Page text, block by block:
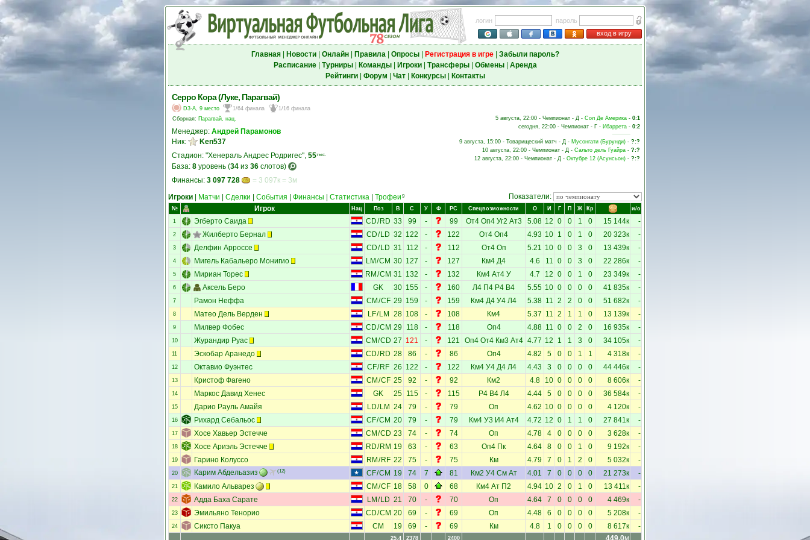
логин
пароль
вход в игру
Главная| Новости| Онлайн| Правила| Опросы| Регистрация в игре| Забыли пароль?
Расписание| Турниры| Команды| Игроки| Трансферы| Обмены| Аренда
Рейтинги| Форум Чат| Конкурсы| Контакты
Серро Кора (Луке, Парагвай)
D3-A, 9 место 1/64 финала
1/16 финала
Сборная: Парагвай, нац.
Менеджер: Андрей Парамонов
Ник:
Ken537
Стадион: "Хенераль Андрес Родригес", 55тыс.
База: 8 уровень (34 из 36 слотов)
Финансы: 3 097 728 = 3 097к = 3м
5 августа, 22:00 - Чемпионат - Д - Сол Де Америка - 0:1
сегодня, 22:00 - Чемпионат - Г - Ибаррета - 0:2
9 августа, 15:00 - Товарищеский матч - Д - Мусонгати (Бурунди) - ?:?
10 августа, 22:00 - Чемпионат - Д - Сальто дель Гуайра - ?:?
12 августа, 22:00 - Чемпионат - Д - Октубре 12 (Асунсьон) - ?:?
Игроки Матчи Сделки События Финансы Статистика Трофеи 9 Показатели:
№ Игрок Нац Поз В С У Ф РС Спецвозможности О И Г П Ж Кр и/о
1 Эгберто Саида CD/ RD 33 99 - 99 От4 Оп4 Уг2 Ат3 5.08 12 0 0 1 0 15 144к -
2 Жилберто Бернал CD/ LD 32 122 - 122 От4 Оп4 4.93 10 1 0 1 0 20 323к -
3 Делфин Арроссе CD/ LD 31 112 - 112 От4 Оп 5.21 10 0 0 3 0 13 439к -
4 Мигель Кабальеро Монигио LM /CM 30 127 - 127 Км4 Д4 4.6 11 0 0 3 0 22 286к -
5 Мириан Торес RM /CM 31 132 - 132 Км4 Ат4 У 4.7 12 0 0 1 0 23 349к -
6 Аксель Беро GK 30 155 - 160 Л4 П4 Р4 В4 5.55 10 0 0 0 0 41 835к -
7 Рамон Неффа CM /CF 29 159 - 159 Км4 Д4 У4 Л4 5.38 11 2 2 0 0 51 682к -
8 Матео Дель Верден LF/LM 28 108 - 108 Км4 5.37 11 2 1 1 0 13 139к -
9 Милвер Фобес CD/CM 29 118 - 118 Оп4 4.88 11 0 0 2 0 16 935к -
10 Журандир Руас CM /CD 27 121 - 121 Оп4 От4 Км3 Ат4 4.77 12 1 1 3 0 34 105к -
11 Эскобар Аранедо CD/ RD 28 86 - 86 Оп4 4.82 5 0 0 1 1 4 318к -
12 Октавио Фуэнтес CF/ RF 26 122 - 122 Км4 У4 Д4 Л4 4.43 3 0 0 0 0 44 446к -
13 Кристоф Фагено CM /CF 25 92 - 92 Км2 4.8 10 0 0 0 0 8 606к -
14 Маркос Давид Хенес GK 25 115 - 115 Р4 В4 Л4 4.44 5 0 0 0 0 36 584к -
15 Дарио Рауль Амайя LD/LM 24 79 - 79 Оп 4.62 10 0 0 0 0 4 120к -
16 Рихард Себальос CF/CM 20 79 - 79 Км4 У3 И4 Ат4 4.72 12 0 1 1 0 27 841к -
17 Хосе Хавьер Эстечче CM /CD 23 74 - 74 Оп 4.78 4 0 0 0 0 3 628к -
18 Хосе Ариэль Эстечче RD/RM 19 63 - 63 Оп4 Пк 4.64 8 0 0 1 0 9 192к -
19 Гарино Колуссо RM /RF 22 75 - 75 Км 4.79 7 0 1 2 0 5 032к -
20 Карим Абдельазиз (12) CF/CM 19 74 7 81 Км2 У4 См Ат 4.01 7 0 0 0 0 21 273к -
21 Камило Альварез CM /CF 18 58 0 68 Км4 Ат П2 4.94 10 2 0 1 0 13 411к -
22 Адда Баха Сарате LM /LD 21 70 - 70 Оп 4.64 7 0 0 0 0 4 469к -
23 Эмильяно Тенорио CD/CM 20 69 - 69 Оп 4.48 6 0 0 0 0 5 208к -
24 Сиксто Пакуа CM 19 69 - 69 Км 4.8 1 0 0 0 0 8 617к -
25.4 2378 2400 449.0м